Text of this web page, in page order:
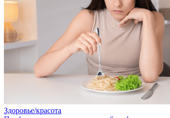
Здоровье/красота